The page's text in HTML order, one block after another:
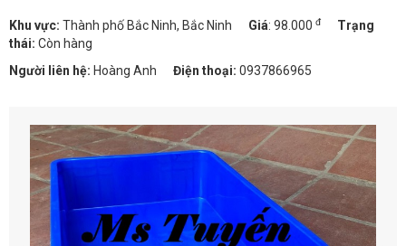
Khu vực: Thành phố Bắc Ninh, Bắc Ninh Giá: 98.000 đ
Trạng
thái: Còn hàng
Người liên hệ: Hoàng Anh Điện thoại: 0937866965